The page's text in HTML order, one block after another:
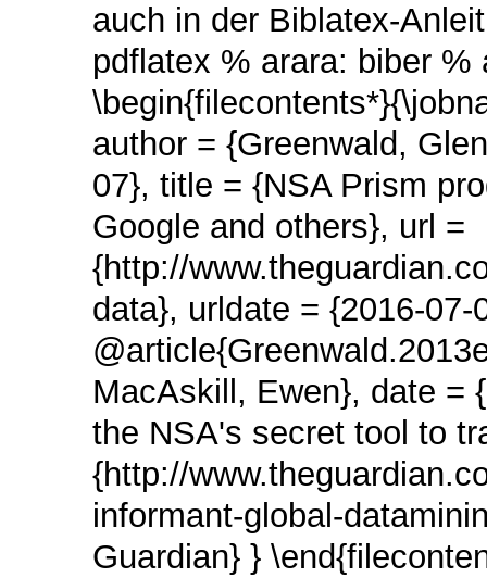
auch in der Biblatex-
pdflatex % arara: biber
author = {Greenwald,
07}, title = {NSA Prism
Google and others}, url =
{http://
data}, urldate = {2016-
MacAskill, Ewen}, date =
the NSA's secret tool to
{http://
informant-global-
Guardian} }